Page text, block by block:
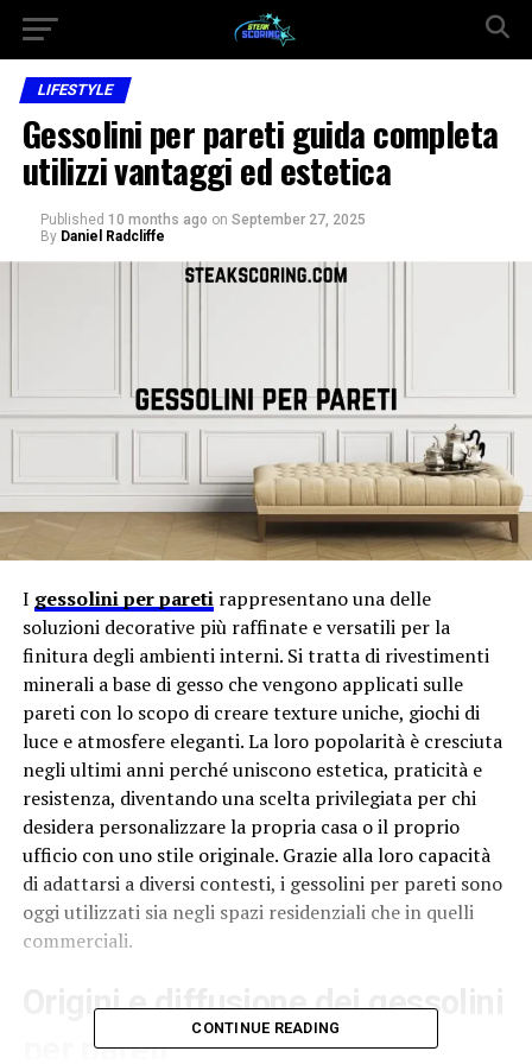
LIFESTYLE
Gessolini per pareti guida completa
utilizzi vantaggi ed estetica
Published 10 months ago on September 27, 2025
By Daniel Radcliffe
I gessolini per paretirappresentano una delle
soluzioni decorative più raffinate e versatili per la
finitura degli ambienti interni. Si tratta di rivestimenti
minerali a base di gesso che vengono applicati sulle
pareti con lo scopo di creare texture uniche, giochi di
luce e atmosfere eleganti. La loro popolarità è cresciuta
negli ultimi anni perché uniscono estetica, praticità e
resistenza, diventando una scelta privilegiata per chi
desidera personalizzare la propria casa o il proprio
ufficio con uno stile originale. Grazie alla loro capacità
di adattarsi a diversi contesti, i gessolini per pareti sono
oggi utilizzati sia negli spazi residenziali che in quelli
commerciali.
Origini e diffusione dei gessolini
per pareti
CONTINUE READING